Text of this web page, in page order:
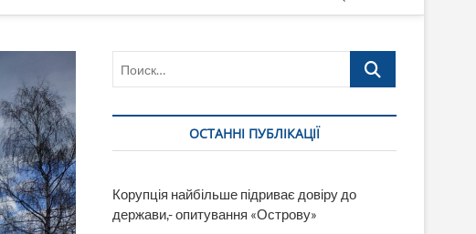
Поиск…
ОСТАННІ ПУБЛІКАЦІЇ
Корупція найбільше підриває довіру до
держави,- опитування «Острову»